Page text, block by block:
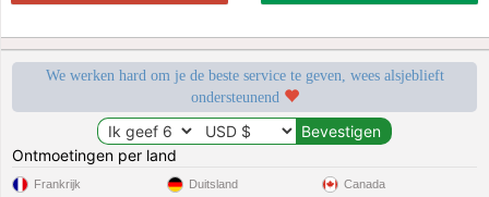
We werken hard om je de beste service te geven, wees alsjeblieft
ondersteunend
Ontmoetingen per land
Frankrijk Duitsland Canada